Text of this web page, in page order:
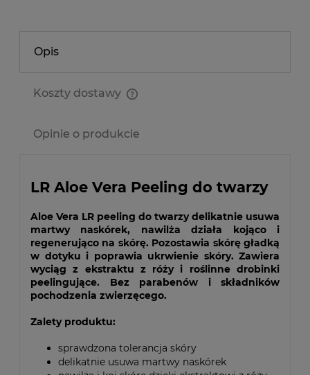
Opis
Koszty dostawy
Opinie o produkcie
LR Aloe Vera Peeling do twarzy
Aloe Vera LR peeling do twarzy delikatnie usuwa
martwy naskórek, nawilża działa kojąco i
regenerująco na skórę. Pozostawia skórę gładką
w dotyku i poprawia ukrwienie skóry. Zawiera
wyciąg z ekstraktu z róży i roślinne drobinki
peelingujące. Bez parabenów i składników
pochodzenia zwierzęcego.
Zalety produktu:
sprawdzona tolerancja skóry
delikatnie usuwa martwy naskórek